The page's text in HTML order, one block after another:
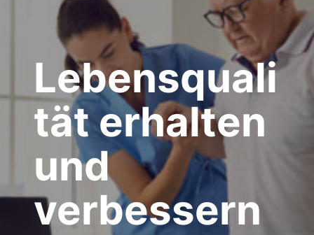
Lebensquali
tät erhalten
und
verbessern